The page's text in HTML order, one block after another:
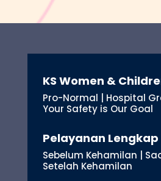
KS Women &
Pro-Normal | Hospital
Your Safety is Our Goal
Pelayanan Lengkap
Sebelum Kehamilan |
Setelah Kehamilan